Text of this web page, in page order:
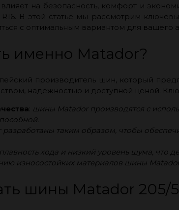
на безопасность, комфорт и
В этой статье мы рассмотрим
с оптимальным вариантом для вашего
именно Matador?
производитель шин, который
надежностью и доступной ценой.
: шины Matador производятся с
таким образом, чтобы
хода и низкий уровень шума, что
износостойких материалов шины
шины Matador 205/